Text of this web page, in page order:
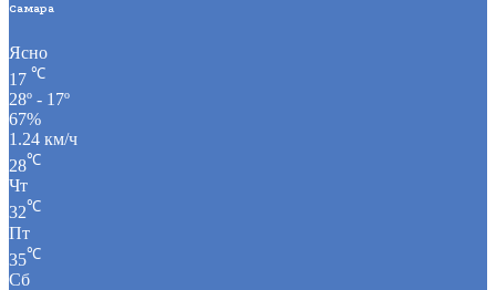
Самара
Ясно
17 ℃
28º - 17º
67%
1.24 км/ч
28℃
Чт
32℃
Пт
35℃
Сб